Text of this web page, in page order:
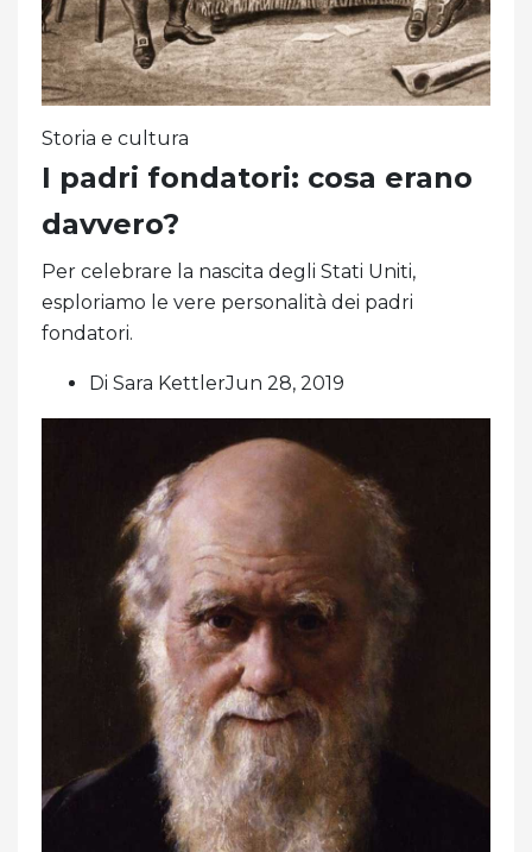
Storia e cultura
I padri fondatori: cosa erano
davvero?
Per celebrare la nascita degli Stati Uniti,
esploriamo le vere personalità dei padri
fondatori.
Di Sara KettlerJun 28, 2019